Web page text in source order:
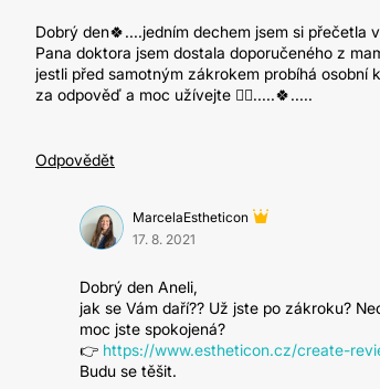
Dobrý den🍀....jedním dechem jsem si
Pana doktora jsem dostala doporučeného z
jestli před samotným zákrokem probíhá osobní
za odpověď a moc užívejte ✊🏽.....🍀.....
Odpovědět
MarcelaEstheticon
17. 8. 2021
Dobrý den Aneli,
jak se Vám daří?? Už jste po zákroku?
moc jste spokojená?
👉 https://www.estheticon.cz/create-
Budu se těšit.